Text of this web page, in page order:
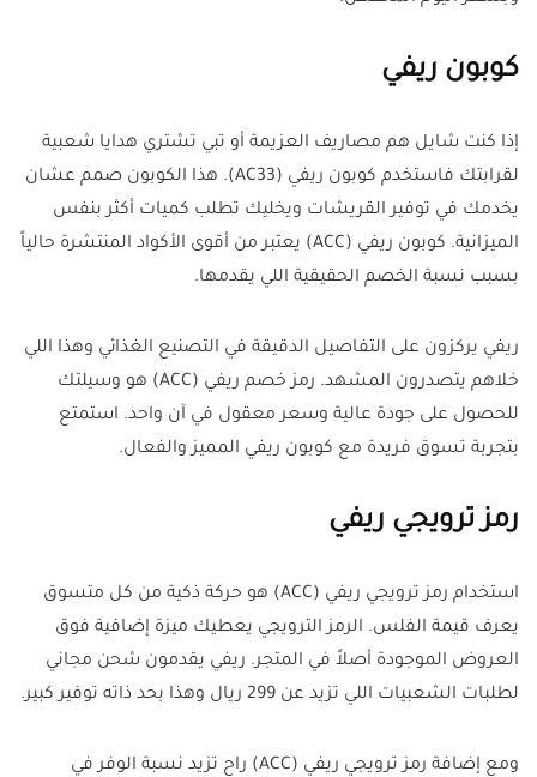
كوبون ريفي
إذا كنت شايل هم مصاريف العزيمة أو تبي تشتري هدايا شعبية
لقرابتك فاستخدم كوبون ريفي (AC33). هذا الكوبون صمم عشان
يخدمك في توفير القريشات ويخليك تطلب كميات أكثر بنفس
الميزانية. كوبون ريفي (ACC) يعتبر من أقوى الأكواد المنتشرة حالياً
بسبب نسبة الخصم الحقيقية اللي يقدمها.
ريفي يركزون على التفاصيل الدقيقة في التصنيع الغذائي وهذا اللي
خلاهم يتصدرون المشهد. رمز خصم ريفي (ACC) هو وسيلتك
للحصول على جودة عالية وسعر معقول في آن واحد. استمتع
بتجربة تسوق فريدة مع كوبون ريفي المميز والفعال.
رمز ترويجي ريفي
استخدام رمز ترويجي ريفي (ACC) هو حركة ذكية من كل متسوق
يعرف قيمة الفلس. الرمز الترويجي يعطيك ميزة إضافية فوق
العروض الموجودة أصلاً في المتجر. ريفي يقدمون شحن مجاني
لطلبات الشعبيات اللي تزيد عن 299 ريال وهذا بحد ذاته توفير كبير.
ومع إضافة رمز ترويجي ريفي (ACC) راح تزيد نسبة الوفر في